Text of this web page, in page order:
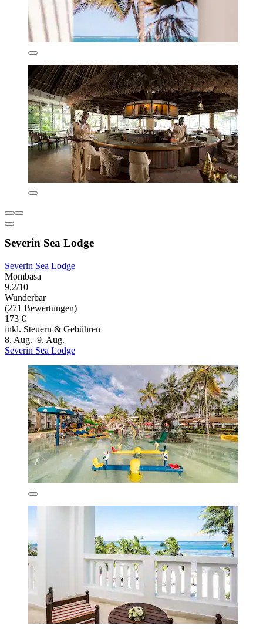
Severin Sea Lodge
Severin Sea Lodge
Mombasa
9,2/10
Wunderbar
(271 Bewertungen)
173 €
inkl. Steuern & Gebühren
8. Aug.–9. Aug.
Severin Sea Lodge